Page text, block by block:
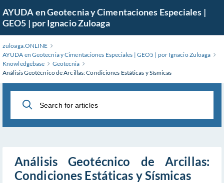
to
Content
AYUDA en Geotecnia y Cimentaciones Especiales |
GEO5 | por Ignacio Zuloaga
zuloaga.ONLINE
AYUDA en Geotecnia y Cimentaciones Especiales | GEO5 | por Ignacio Zuloaga
Knowledgebase
Geotecnia
Análisis Geotécnico de Arcillas: Condiciones Estáticas y Sísmicas
Análisis Geotécnico de Arcillas:
Condiciones Estáticas y Sísmicas